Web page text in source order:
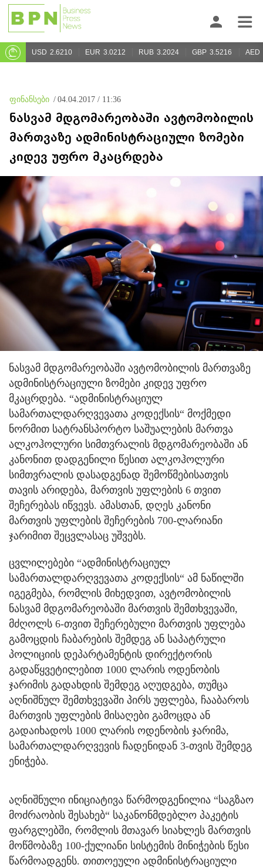
USD 2.6210 EUR 3.0212 RUB 3.2024 GBP 3.5216 AED
ფინანსები / 04.04.2017 / 11:36
ნასვამ მდგომარეობაში ავტომობილის
მართვაზე ადმინისტრაციული ზომები
კიდევ უფრო მკაცრდება
ნასვამ მდგომარეობაში ავტომობილის მართვაზე
ადმინისტრაციული ზომები კიდევ უფრო
მკაცრდება. “ადმინისტრაციულ
სამართალდარღვევათა კოდექსის“ მოქმედი
ნორმით სატრანსპორტო საშუალების მართვა
ალკოჰოლური სიმთვრალის მდგომარეობაში ან
კანონით დადგენილი წესით ალკოჰოლური
სიმთვრალის დასადგენად შემოწმებისათვის
თავის არიდება, მართვის უფლების 6 თვით
შეჩერებას იწვევს. ამასთან, დღეს კანონი
მართვის უფლების შეჩერების 700-ლარიანი
ჯარიმით შეცვლასაც უშვებს.
ცვლილებები “ადმინისტრაციულ
სამართალდარღვევათა კოდექსის“ ამ ნაწილში
იგეგმება, რომლის მიხედვით, ავტომობილის
ნასვამ მდგომარეობაში მართვის შემთხვევაში,
მძღოლს 6-თვით შეჩერებული მართვის უფლება
გამოცდის ჩაბარების შემდეგ ან საპატრული
პოლიციის დეპარტამენტის დირექტორის
გადაწყვეტილებით 1000 ლარის ოდენობის
ჯარიმის გადახდის შემდეგ აღუდგება, თუმცა
აღნიშნულ შემთხვევაში პირს უფლება, ჩააბაროს
მართვის უფლების მისაღები გამოცდა ან
გადაიხადოს 1000 ლარის ოდენობის ჯარიმა,
სამართალდარღვევის ჩადენიდან 3-თვის შემდეგ
ენიჭება.
აღნიშნული ინიციატივა წარმოდგენილია “საგზაო
მოძრაობის შესახებ“ საკანონმდებლო პაკეტის
ფარგლებში, რომლის მთავარ სიახლეს მართვის
მოწმობაზე 100-ქულიანი სისტემის მინიჭების წესი
წარმოადგენს. თითოეული ადმინისტრაციული